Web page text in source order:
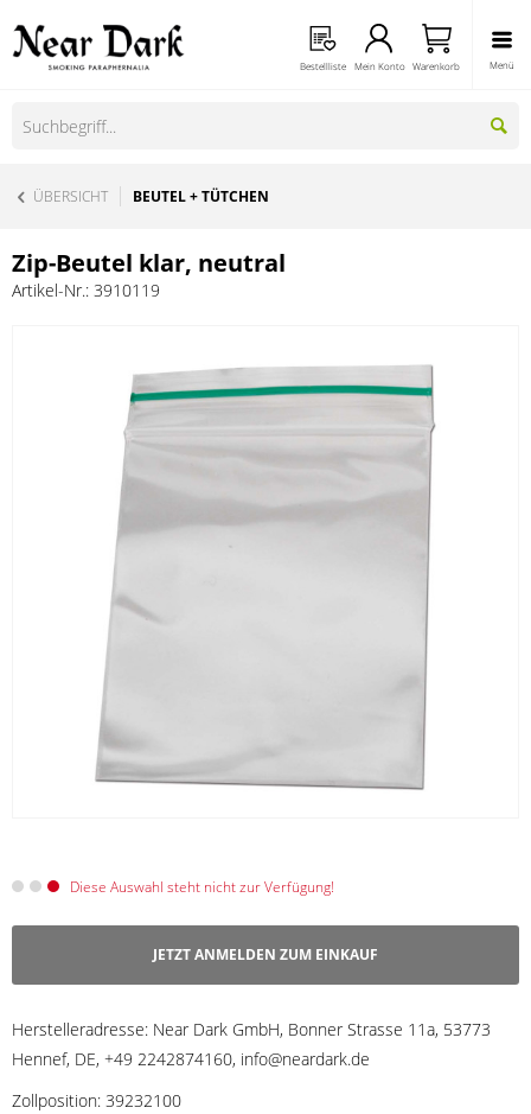
Menü
Bestellliste Mein Konto Warenkorb
ÜBERSICHT BEUTEL + TÜTCHEN
Zip-Beutel klar, neutral
Artikel-Nr.: 3910119
Diese Auswahl steht nicht zur Verfügung!
JETZT ANMELDEN ZUM EINKAUF
Herstelleradresse: Near Dark GmbH, Bonner Strasse 11a, 53773
Hennef, DE, +49 2242874160, info@neardark.de
Zollposition: 39232100